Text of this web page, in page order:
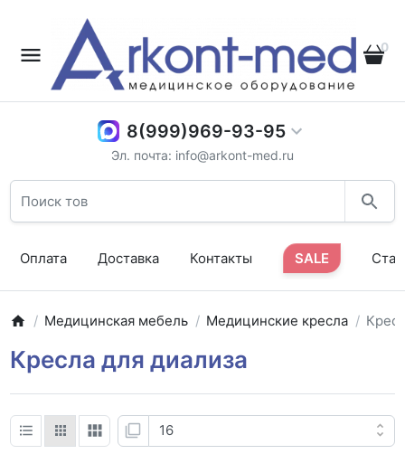
0
8(999)969-93-95
Эл. почта: info@arkont-med.ru
Оплата Доставка Контакты SALE
Медицинская мебель Медицинские кресла
Кресла для диализа